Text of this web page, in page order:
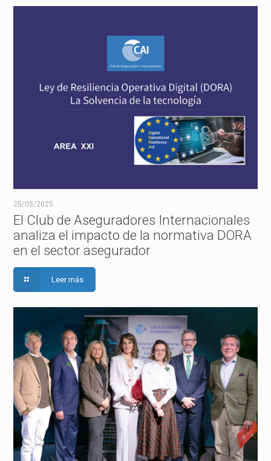
25/05/2025
El Club de Aseguradores Internacionales
analiza el impacto de la normativa DORA
en el sector asegurador
Leer más